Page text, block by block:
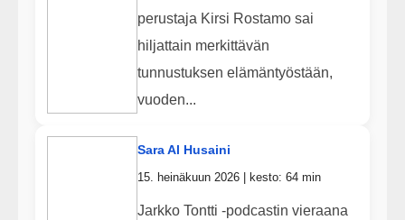
perustaja Kirsi Rostamo sai
hiljattain merkittävän
tunnustuksen elämäntyöstään,
vuoden...
Sara Al Husaini
15. heinäkuun 2026 | kesto: 64 min
Jarkko Tontti -podcastin vieraana